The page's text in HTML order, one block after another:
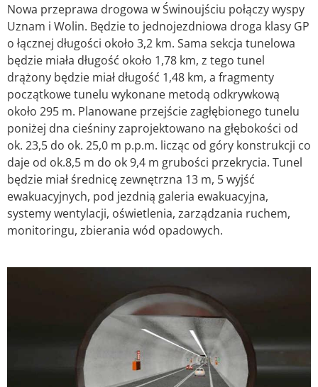
Nowa przeprawa drogowa w Świnoujściu połączy wyspy
Uznam i Wolin. Będzie to jednojezdniowa droga klasy GP
o łącznej długości około 3,2 km. Sama sekcja tunelowa
będzie miała długość około 1,78 km, z tego tunel
drążony będzie miał długość 1,48 km, a fragmenty
początkowe tunelu wykonane metodą odkrywkową
około 295 m. Planowane przejście zagłębionego tunelu
poniżej dna cieśniny zaprojektowano na głębokości od
ok. 23,5 do ok. 25,0 m p.p.m. licząc od góry konstrukcji co
daje od ok.8,5 m do ok 9,4 m grubości przekrycia. Tunel
będzie miał średnicę zewnętrzna 13 m, 5 wyjść
ewakuacyjnych, pod jezdnią galeria ewakuacyjna,
systemy wentylacji, oświetlenia, zarządzania ruchem,
monitoringu, zbierania wód opadowych.